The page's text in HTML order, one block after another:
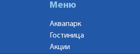
Меню
Аквапарк
Гостиница
Акции